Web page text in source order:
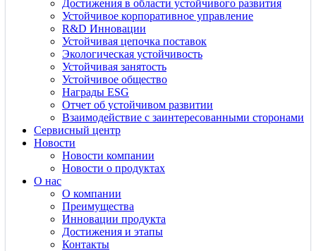
Достижения в области устойчивого развития
Устойчивое корпоративное управление
R&D Инновации
Устойчивая цепочка поставок
Экологическая устойчивость
Устойчивая занятость
Устойчивое общество
Награды ESG
Отчет об устойчивом развитии
Взаимодействие с заинтересованными сторонами
Сервисный центр
Новости
Новости компании
Новости о продуктах
О нас
О компании
Преимущества
Инновации продукта
Достижения и этапы
Контакты